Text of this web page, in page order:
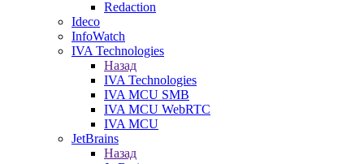
Redaction
Ideco
InfoWatch
IVA Technologies
Назад
IVA Technologies
IVA MCU SMB
IVA MCU WebRTC
IVA MCU
JetBrains
Назад